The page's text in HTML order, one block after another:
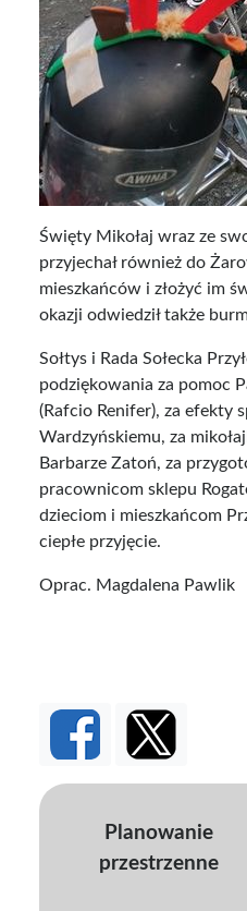
Święty Mikołaj wraz ze
przyjechał również do
mieszkańców i złożyć im
okazji odwiedził także
Sołtys i Rada Sołecka
podziękowania za pomoc
(Rafcio Renifer), za efekty
Wardzyńskiemu, za
Barbarze Zatoń, za
pracownicom sklepu
dzieciom i mieszkańcom
ciepłe przyjęcie.
Oprac. Magdalena Pawlik
Planowanie
przestrzenne